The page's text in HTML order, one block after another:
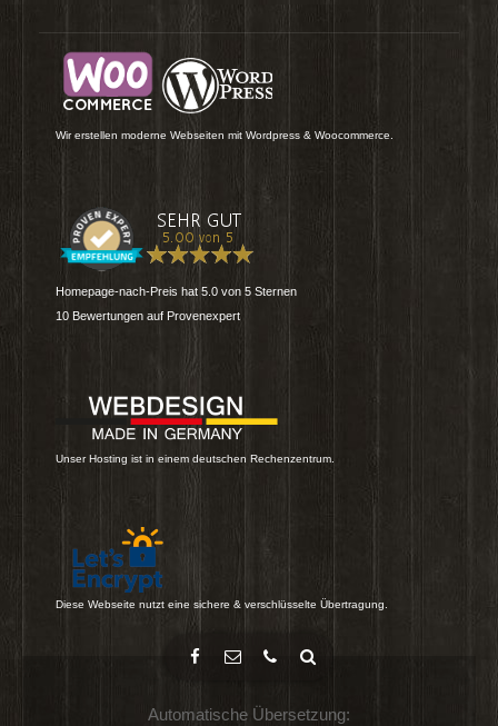
Wir erstellen moderne Webseiten mit Wordpress & Woocommerce.
Homepage-nach-Preis hat 5.0 von 5 Sternen
10 Bewertungen auf Provenexpert
Unser Hosting ist in einem deutschen Rechenzentrum.
Diese Webseite nutzt eine sichere & verschlüsselte Übertragung.
Automatische Übersetzung: